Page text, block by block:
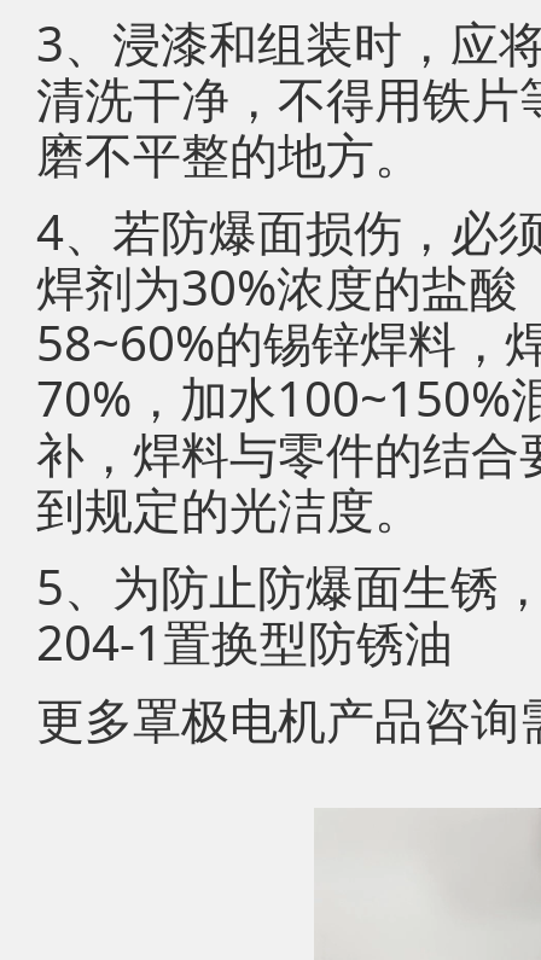
3、浸漆和组装时，应
清洗干净，不得用铁
磨不平整的地方。
4、若防爆面损伤，必
焊剂为30%浓度的盐
58~60%的锡锌焊料，
70%，加水100~150%
补，焊料与零件的结
到规定的光洁度。
5、为防止防爆面生锈
204-1置换型防锈油
更多罩极电机产品咨询